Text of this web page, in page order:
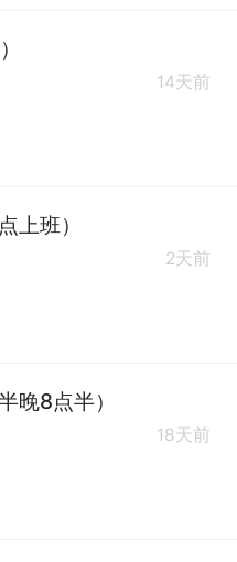
14天前
上班）
2天前
晚8点半）
18天前